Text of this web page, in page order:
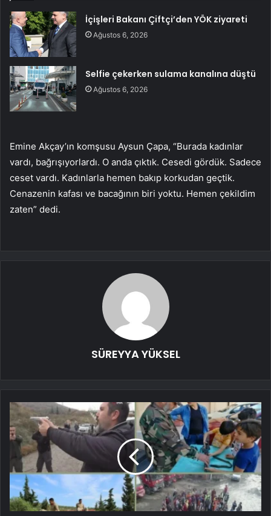
İçişleri Bakanı Çiftçi’den YÖK ziyareti
Ağustos 6, 2026
Selfie çekerken sulama kanalına düştü
Ağustos 6, 2026
Emine Akçay’ın komşusu Aysun Çapa, “Burada kadınlar
vardı, bağrışıyorlardı. O anda çıktık. Cesedi gördük. Sadece
ceset vardı. Kadınlarla hemen bakıp korkudan geçtik.
Cenazenin kafası ve bacağının biri yoktu. Hemen çekildim
zaten” dedi.
SÜREYYA YÜKSEL